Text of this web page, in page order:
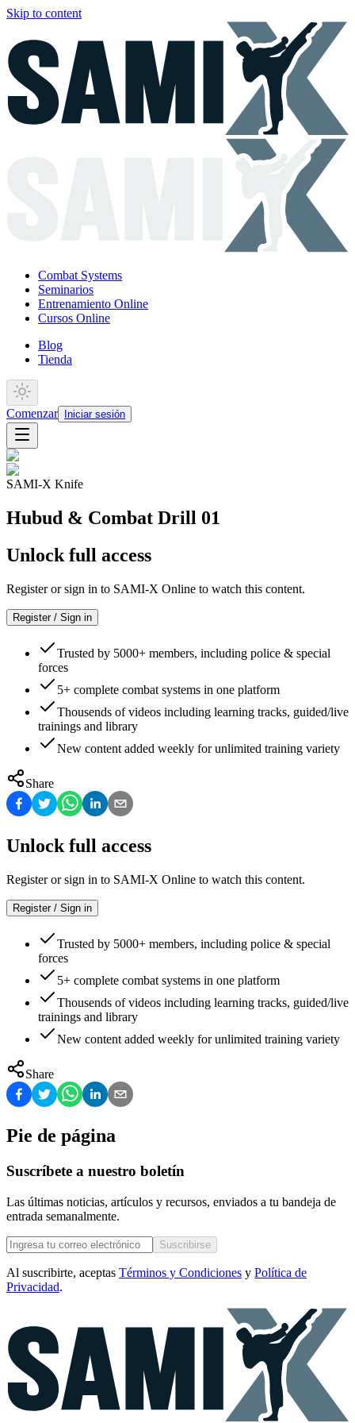
Skip to content
Combat Systems
Seminarios
Entrenamiento Online
Cursos Online
Blog
Tienda
Comenzar Iniciar sesión
SAMI-X Knife
Hubud & Combat Drill 01
Unlock full access
Register or sign in to SAMI-X Online to watch this content.
Register / Sign in
Trusted by 5000+ members, including police & special
forces
5+ complete combat systems in one platform
Thousends of videos including learning tracks, guided/live
trainings and library
New content added weekly for unlimited training variety
Share
Unlock full access
Register or sign in to SAMI-X Online to watch this content.
Register / Sign in
Trusted by 5000+ members, including police & special
forces
5+ complete combat systems in one platform
Thousends of videos including learning tracks, guided/live
trainings and library
New content added weekly for unlimited training variety
Share
Pie de página
Suscríbete a nuestro boletín
Las últimas noticias, artículos y recursos, enviados a tu bandeja de
entrada semanalmente.
Suscribirse
Al suscribirte, aceptas Términos y Condiciones y Política de
Privacidad.